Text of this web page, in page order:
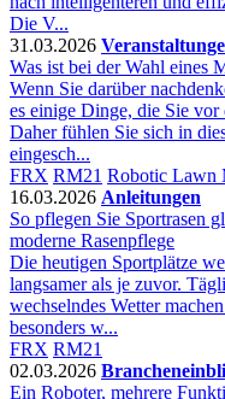
Die V...
31.03.2026
Was ist bei der Wahl eines
Wenn Sie darüber
es einige Dinge, die Sie
Daher fühlen Sie sich in
eingesch...
FRX RM21 Robotic Lawn
16.03.2026 Anleitungen
So pflegen Sie Sportrasen
moderne Rasenpflege
Die heutigen Sportplätze
langsamer als je zuvor.
wechselndes Wetter
besonders w...
FRX RM21
02.03.2026
Ein Roboter, mehrere